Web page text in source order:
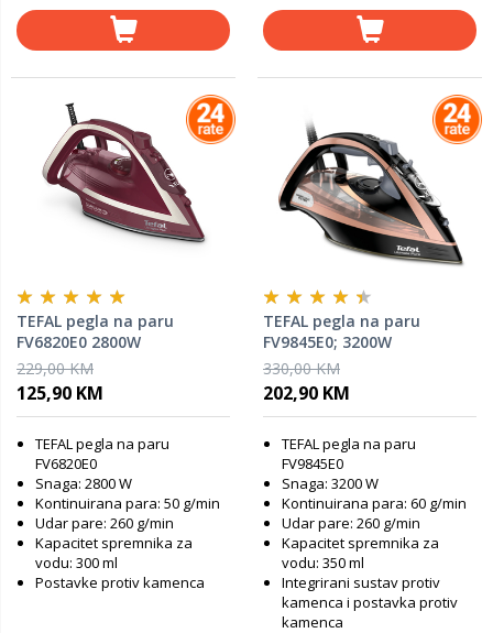
TEFAL pegla na paru
FV6820E0 2800W
229,00 KM
125,90 KM
TEFAL pegla na paru
FV6820E0
Snaga: 2800 W
Kontinuirana para: 50 g/min
Udar pare: 260 g/min
Kapacitet spremnika za
vodu: 300 ml
Postavke protiv kamenca
TEFAL pegla na paru
FV9845E0; 3200W
330,00 KM
202,90 KM
TEFAL pegla na paru
FV9845E0
Snaga: 3200 W
Kontinuirana para: 60 g/min
Udar pare: 260 g/min
Kapacitet spremnika za
vodu: 350 ml
Integrirani sustav protiv
kamenca i postavka protiv
kamenca